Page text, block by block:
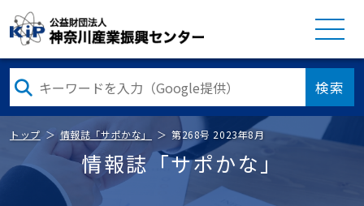
検索
トップ 情報誌「サポかな」 第268号 2023年8月
情報誌「サポかな」